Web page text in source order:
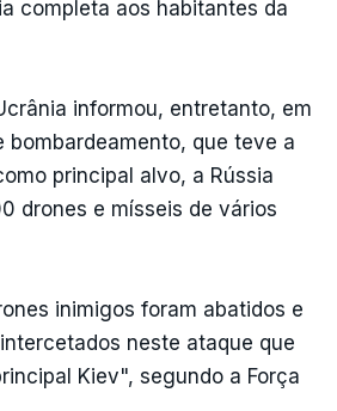
completa aos habitantes da
informou, entretanto, em
bombardeamento, que teve a
principal alvo, a Rússia
drones e mísseis de vários
inimigos foram abatidos e
neste ataque que
Kiev", segundo a Força